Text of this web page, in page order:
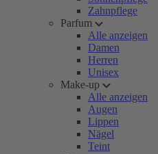
Zahnpflege
Parfum
Alle anzeigen
Damen
Herren
Unisex
Make-up
Alle anzeigen
Augen
Lippen
Nägel
Teint